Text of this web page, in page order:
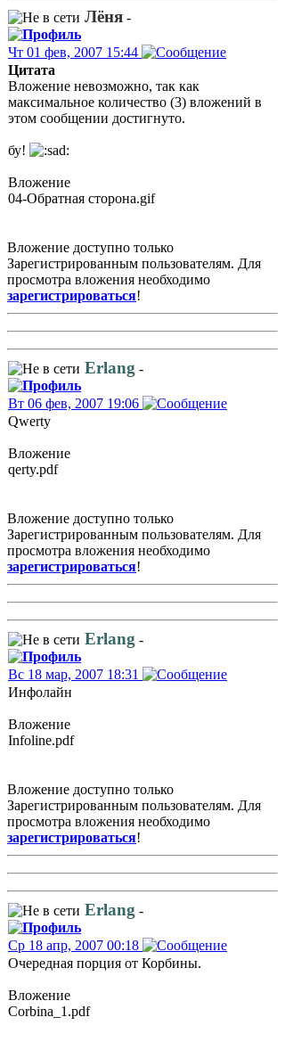
Лёня -
Чт 01 фев, 2007 15:44
Цитата
Вложение невозможно, так как
максимальное количество (3) вложений в
этом сообщении достигнуто.
бу!
Вложение
04-Обратная сторона.gif
Вложение доступно только
Зарегистрированным пользователям. Для
просмотра вложения необходимо
зарегистрироваться!
Erlang -
Вт 06 фев, 2007 19:06
Qwerty
Вложение
qerty.pdf
Вложение доступно только
Зарегистрированным пользователям. Для
просмотра вложения необходимо
зарегистрироваться!
Erlang -
Вс 18 мар, 2007 18:31
Инфолайн
Вложение
Infoline.pdf
Вложение доступно только
Зарегистрированным пользователям. Для
просмотра вложения необходимо
зарегистрироваться!
Erlang -
Ср 18 апр, 2007 00:18
Очередная порция от Корбины.
Вложение
Corbina_1.pdf